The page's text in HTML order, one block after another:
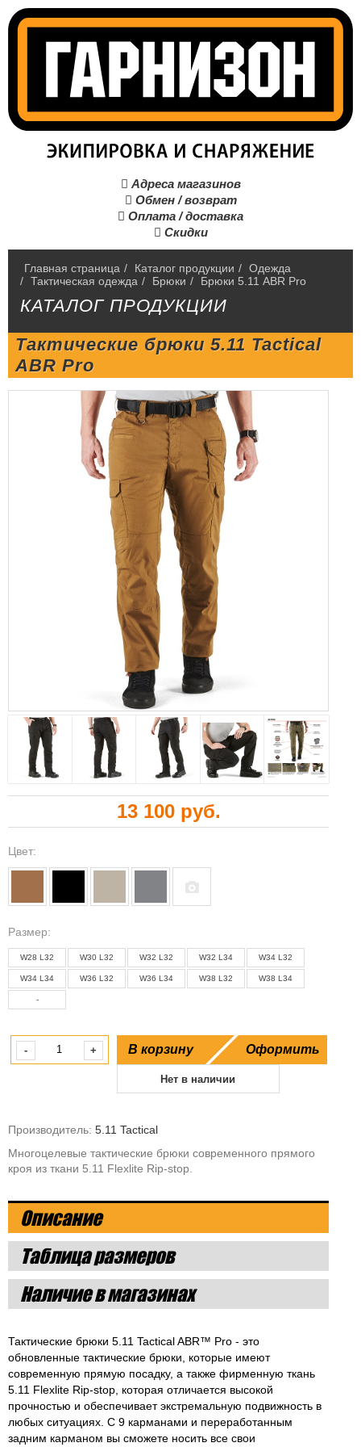
 Адреса магазинов
 Обмен / возврат
 Оплата / доставка
 Скидки
Главная страница / Каталог продукции / Одежда
/ Тактическая одежда / Брюки / Брюки 5.11 ABR Pro
КАТАЛОГ ПРОДУКЦИИ
Тактические брюки 5.11 Tactical
ABR Pro
13 100 руб.
Цвет:
Pазмер:
W28 L32 W30 L32 W32 L32 W32 L34 W34 L32
W34 L34 W36 L32 W36 L34 W38 L32 W38 L34
-
- + В корзину Оформить
Нет в наличии
Производитель: 5.11 Tactical
Многоцелевые тактические брюки современного прямого
кроя из ткани 5.11 Flexlite Rip-stop.
Описание
Таблица размеров
Наличие в магазинах
Тактические брюки 5.11 Tactical ABR™ Pro - это
обновленные тактические брюки, которые имеют
современную прямую посадку, а также фирменную ткань
5.11 Flexlite Rip-stop, которая отличается высокой
прочностью и обеспечивает экстремальную подвижность в
любых ситуациях. С 9 карманами и переработанным
задним карманом вы сможете носить все свои